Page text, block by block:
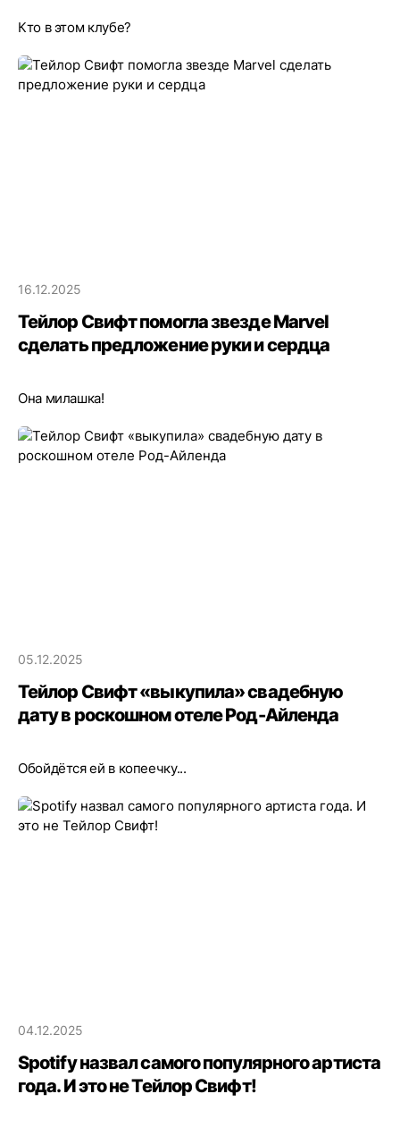
Кто в этом клубе?
16.12.2025
Тейлор Свифт помогла звезде Marvel
сделать предложение руки и сердца
Она милашка!
05.12.2025
Тейлор Свифт «выкупила» свадебную
дату в роскошном отеле Род-Айленда
Обойдётся ей в копеечку...
04.12.2025
Spotify назвал самого популярного артиста
года. И это не Тейлор Свифт!